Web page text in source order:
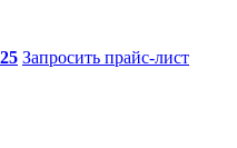
Запросить прайс-лист